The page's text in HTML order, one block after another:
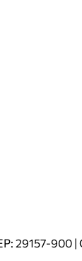
29157-900